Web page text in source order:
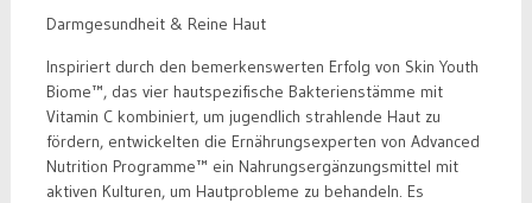
Darmgesundheit & Reine Haut
Inspiriert durch den bemerkenswerten Erfolg von Skin Youth
Biome™, das vier hautspezifische Bakterienstämme mit
Vitamin C kombiniert, um jugendlich strahlende Haut zu
fördern, entwickelten die Ernährungsexperten von Advanced
Nutrition Programme™ ein Nahrungsergänzungsmittel mit
aktiven Kulturen, um Hautprobleme zu behandeln. Es